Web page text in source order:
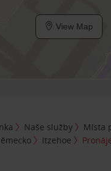
View Map
Naše služby
Místa
Itzehoe